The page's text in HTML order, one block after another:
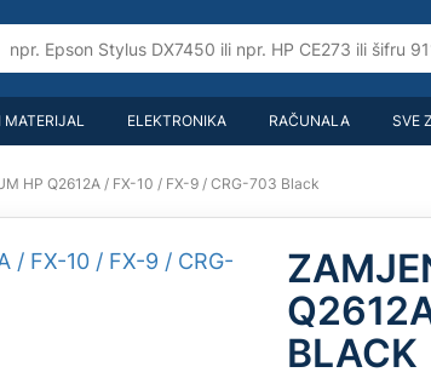
MATERIJAL ELEKTRONIKA RAČUNALA SVE
HP Q2612A / FX-10 / FX-9 / CRG-703 Black
BLACK